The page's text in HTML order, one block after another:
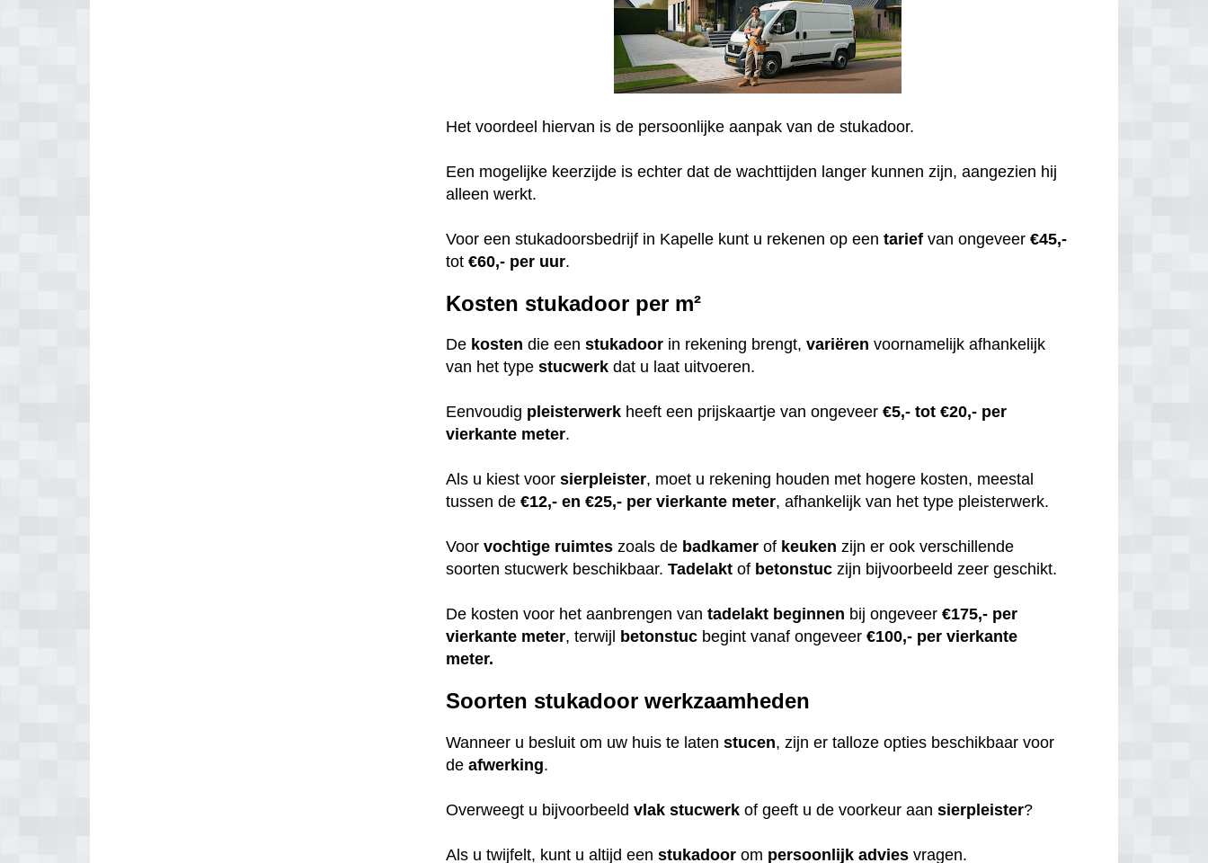
Het voordeel hiervan is de persoonlijke aanpak van de stukadoor.
Een mogelijke keerzijde is echter dat de wachttijden langer kunnen zijn, aangezien hij
alleen werkt.
Voor een stukadoorsbedrijf in Kapelle kunt u rekenen op eentarief van ongeveer €45,-
tot€60,- per uur.
Kosten stukadoor per m²
De kosten die eenstukadoor in rekening brengt,variëren voornamelijk afhankelijk
van het typestucwerk dat u laat uitvoeren.
Eenvoudig pleisterwerk heeft een prijskaartje van ongeveer€5,- tot €20,- per
vierkante meter.
Als u kiest voorsierpleister, moet u rekening houden met hogere kosten, meestal
tussen de€12,- en €25,- per vierkante meter, afhankelijk van het type pleisterwerk.
Voorvochtige ruimtes zoals de badkamer of keuken zijn er ook verschillende
soorten stucwerk beschikbaar.Tadelakt of betonstuc zijn bijvoorbeeld zeer geschikt.
De kosten voor het aanbrengen vantadelakt beginnen bij ongeveer€175,- per
vierkante meter, terwijl betonstuc begint vanaf ongeveer€100,- per vierkante
meter.
Soorten stukadoor werkzaamheden
Wanneer u besluit om uw huis te latenstucen, zijn er talloze opties beschikbaar voor
deafwerking.
Overweegt u bijvoorbeeldvlak stucwerk of geeft u de voorkeur aansierpleister?
Als u twijfelt, kunt u altijd eenstukadoor om persoonlijk advies vragen.